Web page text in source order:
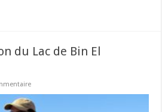
du Lac de Bin El